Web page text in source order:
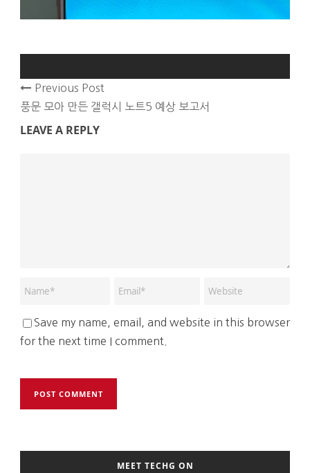
Previous Post
풍문 모아 만든 갤럭시 노트5 예상 보고서
LEAVE A REPLY
Save my name, email, and website in this browser
for the next time I comment.
MEET TECHG ON